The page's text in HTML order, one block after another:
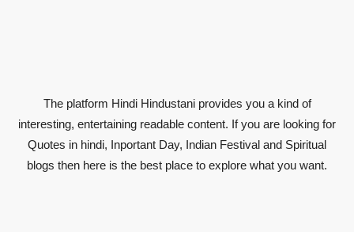
The platform Hindi Hindustani provides you a kind of
interesting, entertaining readable content. If you are looking for
Quotes in hindi, Inportant Day, Indian Festival and Spiritual
blogs then here is the best place to explore what you want.